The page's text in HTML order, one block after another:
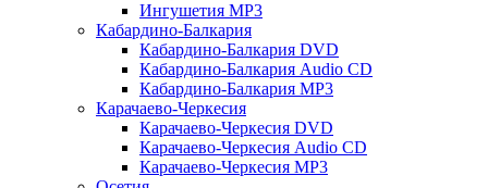
Ингушетия MP3
Кабардино-Балкария
Кабардино-Балкария DVD
Кабардино-Балкария Audio CD
Кабардино-Балкария MP3
Карачаево-Черкесия
Карачаево-Черкесия DVD
Карачаево-Черкесия Audio CD
Карачаево-Черкесия MP3